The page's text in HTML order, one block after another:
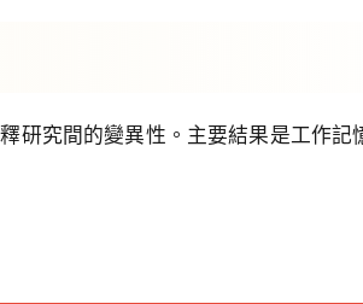
研究間的變異性。主要結果是工作記